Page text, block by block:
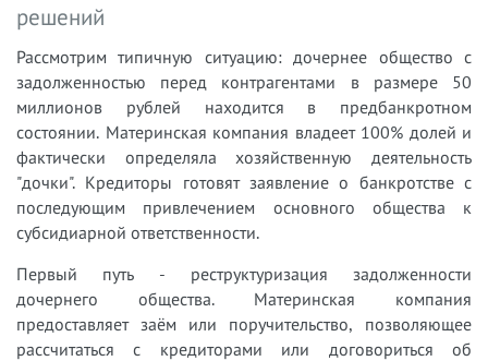
решений
Рассмотрим типичную ситуацию: дочернее общество с
задолженностью перед контрагентами в размере 50
миллионов рублей находится в предбанкротном
состоянии. Материнская компания владеет 100% долей и
фактически определяла хозяйственную деятельность
"дочки". Кредиторы готовят заявление о банкротстве с
последующим привлечением основного общества к
субсидиарной ответственности.
Первый путь - реструктуризация задолженности
дочернего общества. Материнская компания
предоставляет заём или поручительство, позволяющее
рассчитаться с кредиторами или договориться об